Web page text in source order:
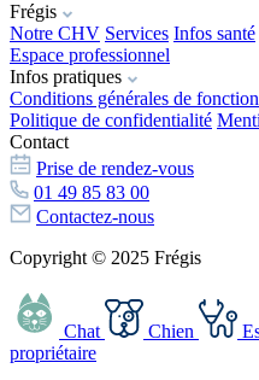
Frégis
Notre CHV Services Infos santé
Espace professionnel
Infos pratiques
Conditions générales de
Politique de confidentialité
Contact
Prise de rendez-vous
01 49 85 83 00
Contactez-nous
Copyright © 2025 Frégis
Chat Chien
propriétaire